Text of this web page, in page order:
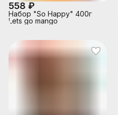
558 ₽
Набор "So Happy" 400г
Lets go mango